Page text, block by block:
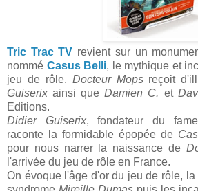
Tric Trac TV revient sur un
nommé Casus Belli, le mythique et
jeu de rôle. Docteur Mopsreçoit
Guiserix ainsi queDamien C. et
Editions.
Didier Guiserix, fondateur du
raconte la formidable épopée de
pour nous narrer la naissance de
l'arrivée du jeu de rôle en France.
On évoque l'âge d'or du jeu de rôle,